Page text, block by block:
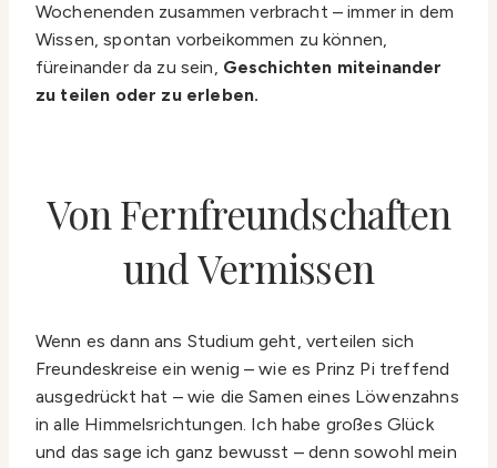
Wochenenden zusammen verbracht – immer in dem
Wissen, spontan vorbeikommen zu können,
füreinander da zu sein, Geschichten miteinander
zu teilen oder zu erleben.
Von Fernfreundschaften
und Vermissen
Wenn es dann ans Studium geht, verteilen sich
Freundeskreise ein wenig – wie es Prinz Pi treffend
ausgedrückt hat – wie die Samen eines Löwenzahns
in alle Himmelsrichtungen. Ich habe großes Glück
und das sage ich ganz bewusst – denn sowohl mein